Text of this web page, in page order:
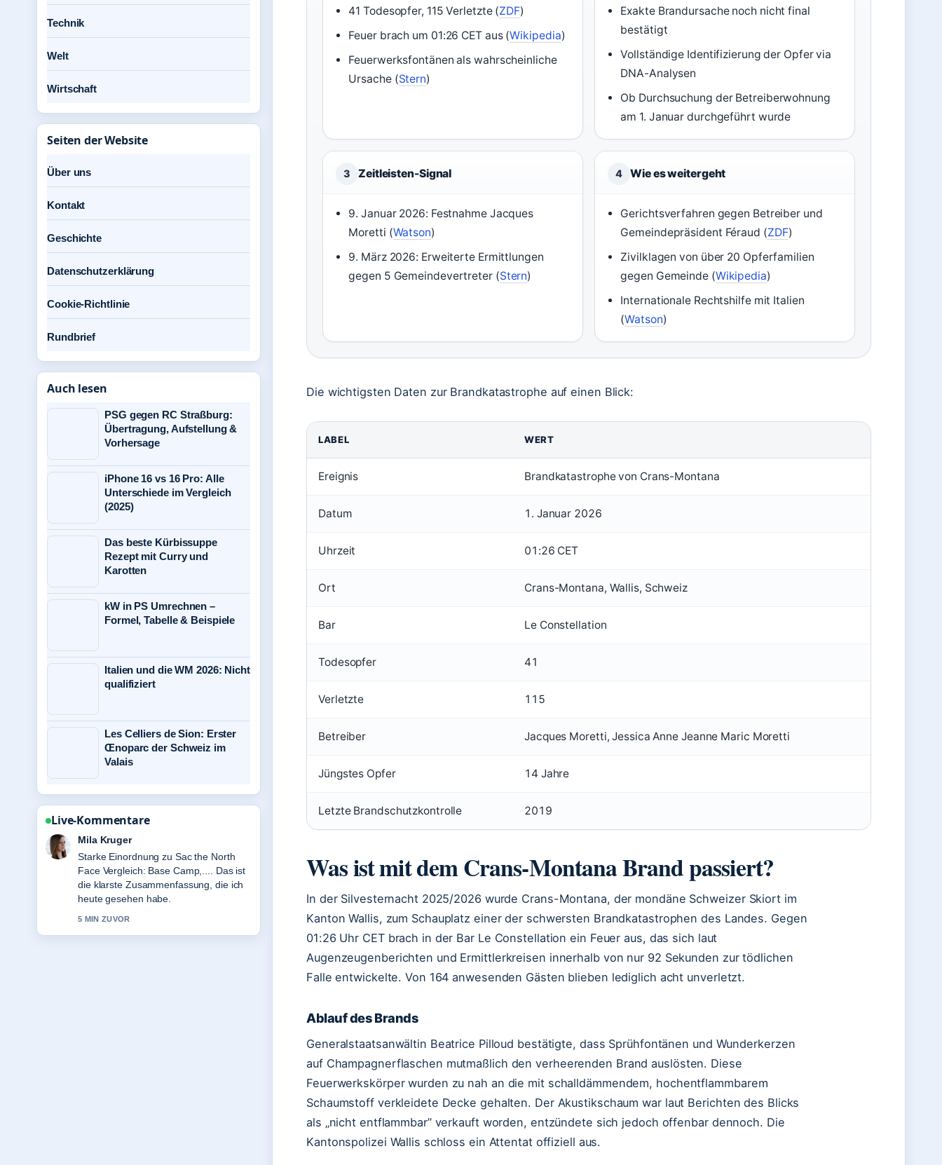
41 Todesopfer, 115 Verletzte (ZDF)
Feuer brach um 01:26 CET aus (Wikipedia)
Feuerwerksfontänen als wahrscheinliche
Ursache (Stern)
Exakte Brandursache noch nicht final
bestätigt
Vollständige Identifizierung der Opfer via
DNA-Analysen
Ob Durchsuchung der Betreiberwohnung
am 1. Januar durchgeführt wurde
3 Zeitleisten-Signal
9. Januar 2026: Festnahme Jacques
Moretti (Watson)
9. März 2026: Erweiterte Ermittlungen
gegen 5 Gemeindevertreter (Stern)
4 Wie es weitergeht
Gerichtsverfahren gegen Betreiber und
Gemeindepräsident Féraud (ZDF)
Zivilklagen von über 20 Opferfamilien
gegen Gemeinde (Wikipedia)
Internationale Rechtshilfe mit Italien
(Watson)
Die wichtigsten Daten zur Brandkatastrophe auf einen Blick:
LABEL WERT
Ereignis Brandkatastrophe von Crans-Montana
Datum 1. Januar 2026
Uhrzeit 01:26 CET
Ort Crans-Montana, Wallis, Schweiz
Bar Le Constellation
Todesopfer 41
Verletzte 115
Betreiber Jacques Moretti, Jessica Anne Jeanne Maric Moretti
Jüngstes Opfer 14 Jahre
Letzte Brandschutzkontrolle 2019
Was ist mit dem Crans-Montana Brand passiert?
In der Silvesternacht 2025/2026 wurde Crans-Montana, der mondäne Schweizer Skiort im
Kanton Wallis, zum Schauplatz einer der schwersten Brandkatastrophen des Landes. Gegen
01:26 Uhr CET brach in der Bar Le Constellation ein Feuer aus, das sich laut
Augenzeugenberichten und Ermittlerkreisen innerhalb von nur 92 Sekunden zur tödlichen
Falle entwickelte. Von 164 anwesenden Gästen blieben lediglich acht unverletzt.
Ablauf des Brands
Generalstaatsanwältin Beatrice Pilloud bestätigte, dass Sprühfontänen und Wunderkerzen
auf Champagnerflaschen mutmaßlich den verheerenden Brand auslösten. Diese
Feuerwerkskörper wurden zu nah an die mit schalldämmendem, hochentflammbarem
Schaumstoff verkleidete Decke gehalten. Der Akustikschaum war laut Berichten des Blicks
als „nicht entflammbar” verkauft worden, entzündete sich jedoch offenbar dennoch. Die
Kantonspolizei Wallis schloss ein Attentat offiziell aus.
Technik
Welt
Wirtschaft
Seiten der Website
Über uns
Kontakt
Geschichte
Datenschutzerklärung
Cookie-Richtlinie
Rundbrief
Auch lesen
PSG gegen RC Straßburg:
Übertragung, Aufstellung &
Vorhersage
iPhone 16 vs 16 Pro: Alle
Unterschiede im Vergleich
(2025)
Das beste Kürbissuppe
Rezept mit Curry und
Karotten
kW in PS Umrechnen –
Formel, Tabelle & Beispiele
Italien und die WM 2026: Nicht
qualifiziert
Les Celliers de Sion: Erster
Œnoparc der Schweiz im
Valais
Live-Kommentare
Jonas Wagner
Verfolge LEGO Herr der Ringe: Alle
Sets, Werte... genau – schaetze den
ausgewogenen Ton hier.
7 MIN ZUVOR